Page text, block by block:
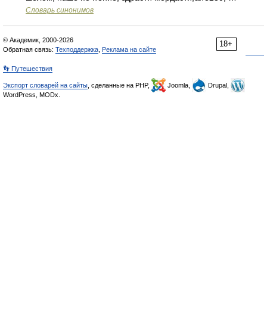
Словарь синонимов
18+
© Академик, 2000-2026
Обратная связь: Техподдержка Реклама на сайте
👣 Путешествия
Экспорт словарей на сайты , сделанные на PHP, Joomla,
Drupal,
WordPress, MODx.